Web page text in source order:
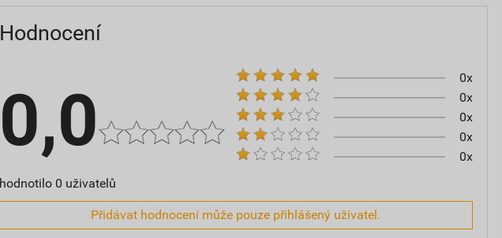
Hodnocení
0,0
hodnotilo 0 uživatelů
0x
0x
0x
0x
0x
Přidávat hodnocení může pouze přihlášený uživatel.